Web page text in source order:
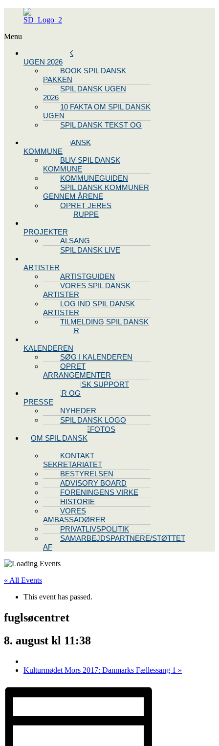
Menu
SPIL DANSK
UGEN 2026
BOOK SPIL DANSK
PAKKEN
SPIL DANSK UGEN
2026
10 FAKTA OM SPIL DANSK
UGEN
SPIL DANSK TEKST OG
BLIV SPIL DANSK
KOMMUNE
BLIV SPIL DANSK
KOMMUNE
KOMMUNEGUIDEN
SPIL DANSK KOMMUNER
GENNEM ÅRENE
OPRET JERES
STYREGRUPPE
PROJEKTER
ALSANG
SPIL DANSK LIVE
ARTISTER
ARTISTGUIDEN
VORES SPIL DANSK
ARTISTER
LOG IND SPIL DANSK
ARTISTER
TILMELDING SPIL DANSK
ARTISTER
KALENDEREN
SØG I KALENDEREN
OPRET
ARRANGEMENTER
TEKNISK SUPPORT
NYHEDER OG
PRESSE
NYHEDER
SPIL DANSK LOGO
PRESSEFOTOS
OM SPIL DANSK
KONTAKT
SEKRETARIATET
BESTYRELSEN
ADVISORY BOARD
FORENINGENS VIRKE
HISTORIE
VORES
AMBASSADØRER
PRIVATLIVSPOLITIK
SAMARBEJDSPARTNERE/STØTTET
AF
« All Events
This event has passed.
fuglsøcentret
8. august kl 11:38
Kulturmødet Mors 2017: Danmarks Fællessang 1 »